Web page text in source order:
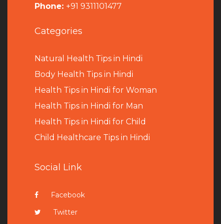
Phone: +91 9311101477
Categories
Natural Health Tips in Hindi
Body Health Tips in Hindi
Health Tips in Hindi for Woman
Health Tips in Hindi for Man
Health Tips in Hindi for Child
Child Healthcare Tips in Hindi
Social Link
Facebook
Twitter